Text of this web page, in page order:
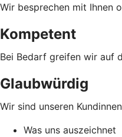
Wir besprechen mit Ihnen
Kompetent
Bei Bedarf greifen wir auf
Glaubwürdig
Wir sind unseren
Was uns auszeichnet